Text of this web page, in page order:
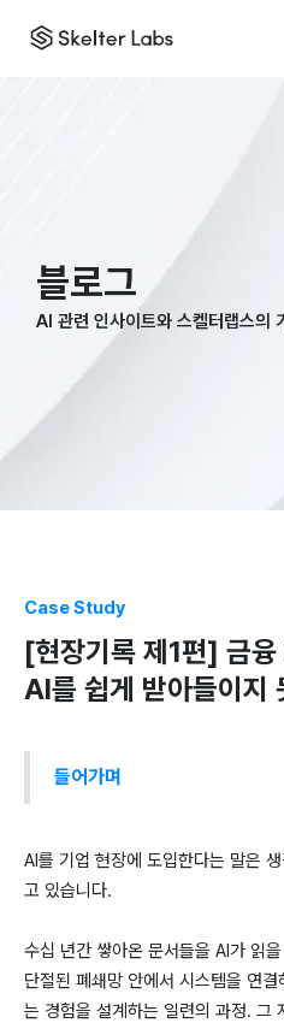
블로그
AI 관련 인사이트와 스켈터랩스의
Case Study
[현장기록 제1편] 금융
AI를 쉽게 받아들이지
들어가며
AI를 기업 현장에 도입한다는 말은
고 있습니다.
수십 년간 쌓아온 문서들을 AI가 읽
단절된 폐쇄망 안에서 시스템을 연
는 경험을 설계하는 일련의 과정. 그